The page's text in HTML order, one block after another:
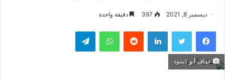
ديسمبر 8, 2021 397 دقيقة واحدة
فيسبوك تويتر لينكدإن واتساب تيلقرام
عفاف أبو كشوة